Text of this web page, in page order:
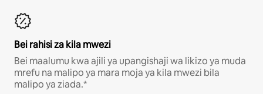
Bei rahisi za kila mwezi
Bei maalumu kwa ajili ya upangishaji wa likizo ya muda
mrefu na malipo ya mara moja ya kila mwezi bila
malipo ya ziada.*